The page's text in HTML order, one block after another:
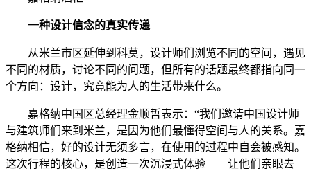
一种设计信念的真实传递
从米兰市区延伸到科莫，设计师们浏览不同的空间，遇见
不同的材质，讨论不同的问题，但所有的话题最终都指向同一
个方向：设计，究竟能为人的生活带来什么。
嘉格纳中国区总经理金顺哲表示：“我们邀请中国设计师
与建筑师们来到米兰，是因为他们最懂得空间与人的关系。嘉
格纳相信，好的设计无须多言，在使用的过程中自会被感知。
这次行程的核心，是创造一次沉浸式体验——让他们亲眼去